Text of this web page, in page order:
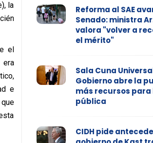
la
el
era
e
Reforma al SAE
Senado: ministra
valora "volver a
el mérito"
Sala Cuna
Gobierno abre la
más recursos para
pública
CIDH pide